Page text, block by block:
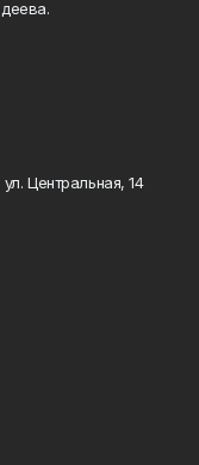
Центральная, 14